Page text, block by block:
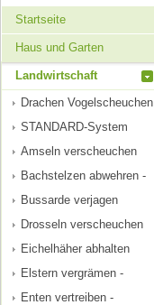
Startseite
Haus und Garten
Landwirtschaft
Drachen Vogelscheuchen
STANDARD-System
Amseln verscheuchen
Bachstelzen abwehren -
Bussarde verjagen
Drosseln verscheuchen
Eichelhäher abhalten
Elstern vergrämen -
Enten vertreiben -